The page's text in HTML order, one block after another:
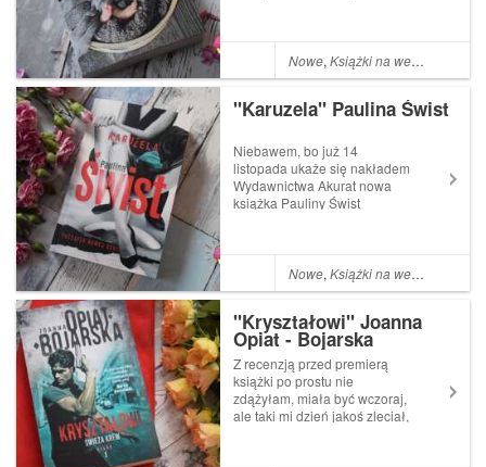
rozpoczął rehabilitację w
jednym ze szpitali w Atlancie.
Nowe,Książki na weekend
"Karuzela" Paulina Świst
Niebawem, bo już 14
listopada ukaże się nakładem
Wydawnictwa Akurat nowa
książka Pauliny Świst
bo jej książki czyta się z
zapartym tchem, są lekko
Nowe,Książki na weekend
"Kryształowi" Joanna
Opiat - Bojarska
Z recenzją przed premierą
książki po prostu nie
zdążyłam, miała być wczoraj,
ale taki mi dzień jakoś zleciał,